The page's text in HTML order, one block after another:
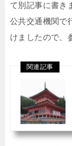
て別記事に書き
公共交通機関で
けましたので、
関連記事